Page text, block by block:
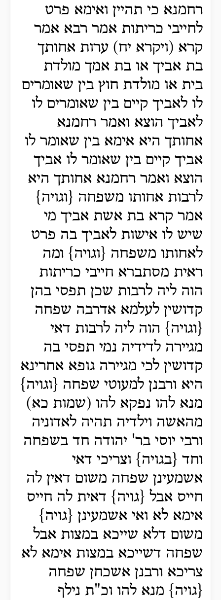
רחמנא כי תהיין ואימא פרט
לחייבי כריתות אמר רבא אמר
קרא (ויקרא יח) ערות אחותך
בת אביך או בת אמך מולדת
בית או מולדת חוץ בין שאומרים
לו לאביך קיים בין שאומרים לו
לאביך הוצא ואמר רחמנא
אחותך היא אימא בין שאומר לו
אביך קיים בין שאומר לו אביך
הוצא ואמר רחמנא אחותך היא
לרבות אחותו משפחה {וגויה}
אמר קרא בת אשת אביך מי
שיש לו אישות לאביך בה פרט
לאחותו משפחה {וגויה} ומה
ראית מסתברא חייבי כריתות
הוה ליה לרבות שכן תפסי בהן
קדושין לעלמא אדרבה שפחה
{וגויה} הוה ליה לרבות דאי
מגיירה לדידיה נמי תפסי בה
קדושין לכי מגיירה גופא אחרינא
היא ורבנן למעוטי שפחה {וגויה}
מנא להו נפקא להו (שמות כא)
מהאשה וילדיה תהיה לאדוניה
ורבי יוסי בר' יהודה חד בשפחה
וחד {בגויה} וצריכי דאי
אשמעינן שפחה משום דאין לה
חייס אבל {גויה} דאית לה חייס
אימא לא ואי אשמעינן {גויה}
משום דלא שייכא במצות אבל
שפחה דשייכא במצות אימא לא
צריכא ורבנן אשכחן שפחה
{גויה} מנא להו וכ"ת נילף